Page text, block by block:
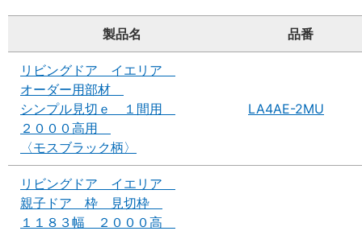
製品名 品番
リビングドア イエリア
オーダー用部材
シンプル見切ｅ １間用
２０００高用
〈モスブラック柄〉
LA4AE-2MU
リビングドア イエリア
親子ドア 枠 見切枠
１１８３幅 ２０００高